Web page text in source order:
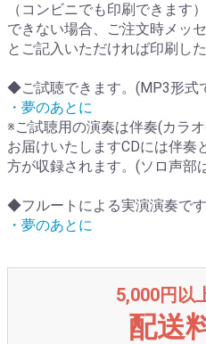
（コンビニでも印刷できます）
できない場合、ご注文時メッ
とご記入いただければ印刷し
◆ご試聴できます。(MP3形式
・夢のあとに
※ご試聴用の演奏は伴奏(カラオ
お届けいたしますCDには伴奏
方が収録されます。(ソロ声部
◆フルートによる実演演奏です
・夢のあとに
5,000円以
配送